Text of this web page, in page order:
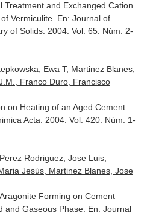
Treatment and Exchanged Cation
Vermiculite. En: Journal of
of Solids. 2004. Vol. 65. Núm. 2-
Ewa T, Martinez Blanes,
Franco Duro, Francisco
on Heating of an Aged Cement
Acta . 2004. Vol. 420. Núm. 1-
Rodriguez, Jose Luis,
Jesús, Martinez Blanes, Jose
Forming on Cement
and Gaseous Phase. En: Journal